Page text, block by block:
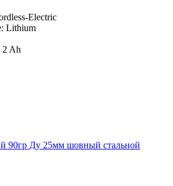
Electric
Lithium
2 Ah
90гр Ду 25мм шовный стальной